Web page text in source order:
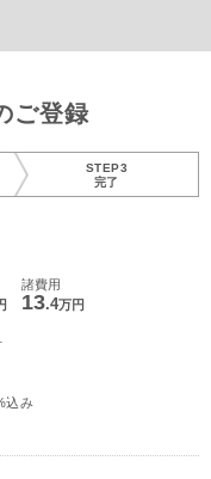
ご登録
STEP3
完了
諸費用
13.4万円
込み